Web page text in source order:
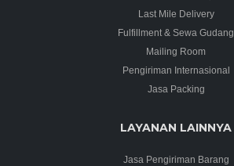
Last Mile Delivery
Fulfillment & Sewa Gudang
Mailing Room
Pengiriman Internasional
Jasa Packing
LAYANAN LAINNYA
Jasa Pengiriman Barang